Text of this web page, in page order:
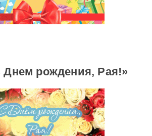
Днем рождения, Рая!»